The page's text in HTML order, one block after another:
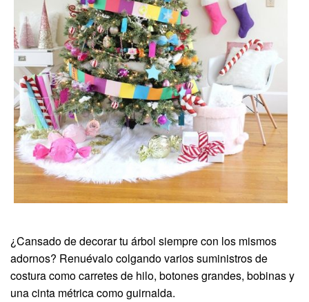
¿Cansado de decorar tu árbol siempre con los mismos
adornos? Renuévalo colgando varios suministros de
costura como carretes de hilo, botones grandes, bobinas y
una cinta métrica como guirnalda.